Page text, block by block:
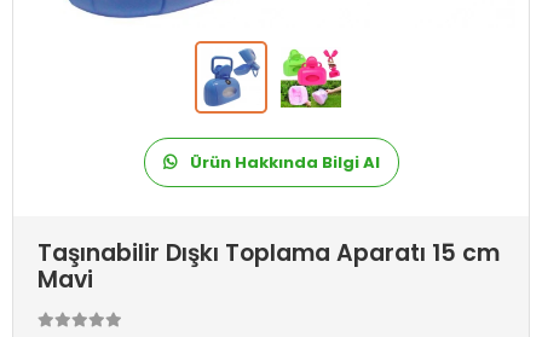
Ürün Hakkında Bilgi Al
Taşınabilir Dışkı Toplama Aparatı 15 cm
Mavi